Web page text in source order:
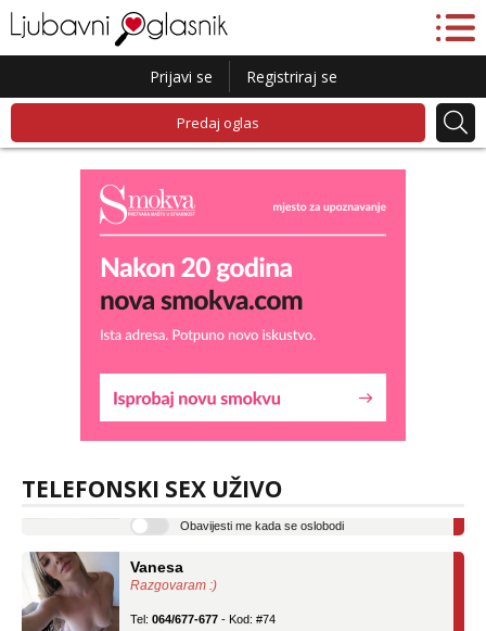
Prijavi se Registriraj se
Predaj oglas
TELEFONSKI SEX UŽIVO
Alisa
Razgovaram :)
tel:0,93€ - mob:1,12€ min
Razgovaram :)
tel:0,93€ - mob:1,12€ min